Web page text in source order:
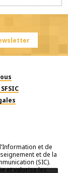
et de
et de la
(SIC).
et valorise les